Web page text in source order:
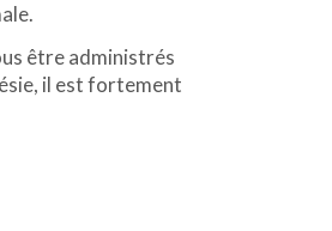
être administrés
il est fortement